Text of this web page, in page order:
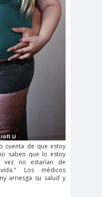
cuenta de que estoy
saben que lo estoy
vez no estarían de
Los médicos
arriesga su salud y